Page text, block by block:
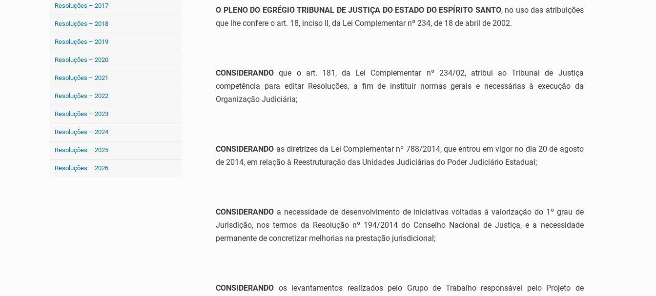
Resoluções – 2017
Resoluções – 2018
Resoluções – 2019
Resoluções – 2020
Resoluções – 2021
Resoluções – 2022
Resoluções – 2023
Resoluções – 2024
Resoluções – 2025
Resoluções – 2026
O PLENO DO EGRÉGIO TRIBUNAL DE JUSTIÇA DO ESTADO DO ESPÍRITO SANTO, no uso das atribuições
que lhe confere o art. 18, inciso II, da Lei Complementar nº 234, de 18 de abril de 2002.
CONSIDERANDOque o art. 181, da Lei Complementar nº 234/02, atribui ao Tribunal de Justiça
competência para editar Resoluções, a fim de instituir normas gerais e necessárias à execução da
Organização Judiciária;
CONSIDERANDO as diretrizes da Lei Complementar nº 788/2014, que entrou em vigor no dia 20 de agosto
de 2014, em relação à Reestruturação das Unidades Judiciárias do Poder Judiciário Estadual;
CONSIDERANDO a necessidade de desenvolvimento de iniciativas voltadas à valorização do 1º grau de
Jurisdição, nos termos da Resolução nº 194/2014 do Conselho Nacional de Justiça, e a necessidade
permanente de concretizar melhorias na prestação jurisdicional;
CONSIDERANDO os levantamentos realizados pelo Grupo de Trabalho responsável pelo Projeto de